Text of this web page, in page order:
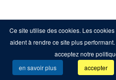
Ce site utilise des cookies. Les
aident à rendre ce site plus
acceptez notre
en savoir plus
accepter